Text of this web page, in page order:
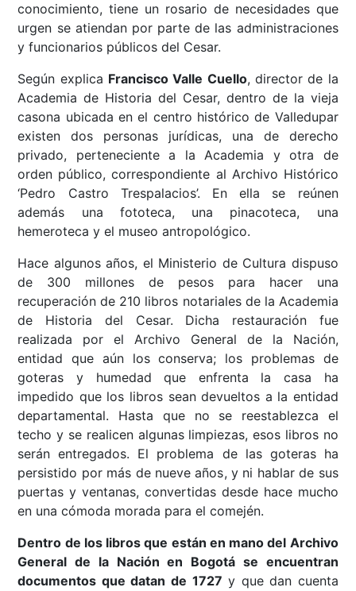
conocimiento, tiene un rosario de necesidades que
urgen se atiendan por parte de las administraciones
y funcionarios públicos del Cesar.
Según explica Francisco Valle Cuello, director de la
Academia de Historia del Cesar, dentro de la vieja
casona ubicada en el centro histórico de Valledupar
existen dos personas jurídicas, una de derecho
privado, perteneciente a la Academia y otra de
orden público, correspondiente al Archivo Histórico
‘Pedro Castro Trespalacios’. En ella se reúnen
además una fototeca, una pinacoteca, una
hemeroteca y el museo antropológico.
Hace algunos años, el Ministerio de Cultura dispuso
de 300 millones de pesos para hacer una
recuperación de 210 libros notariales de la Academia
de Historia del Cesar. Dicha restauración fue
realizada por el Archivo General de la Nación,
entidad que aún los conserva; los problemas de
goteras y humedad que enfrenta la casa ha
impedido que los libros sean devueltos a la entidad
departamental. Hasta que no se reestablezca el
techo y se realicen algunas limpiezas, esos libros no
serán entregados. El problema de las goteras ha
persistido por más de nueve años, y ni hablar de sus
puertas y ventanas, convertidas desde hace mucho
en una cómoda morada para el comején.
Dentro de los libros que están en mano del Archivo
General de la Nación en Bogotá se encuentran
documentos que datan de 1727 y que dan cuenta